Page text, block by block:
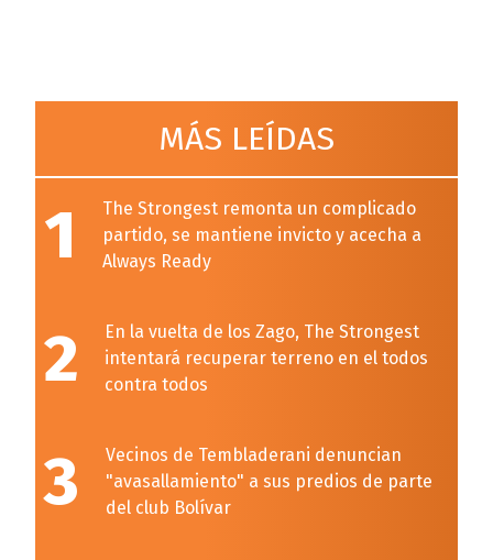
MÁS LEÍDAS
1
The Strongest remonta un complicado
partido, se mantiene invicto y acecha a
Always Ready
2
En la vuelta de los Zago, The Strongest
intentará recuperar terreno en el todos
contra todos
3
Vecinos de Tembladerani denuncian
"avasallamiento" a sus predios de parte
del club Bolívar